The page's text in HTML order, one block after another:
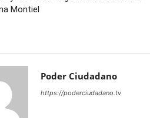
Montiel
Poder Ciudadano
https://poderciudadano.tv